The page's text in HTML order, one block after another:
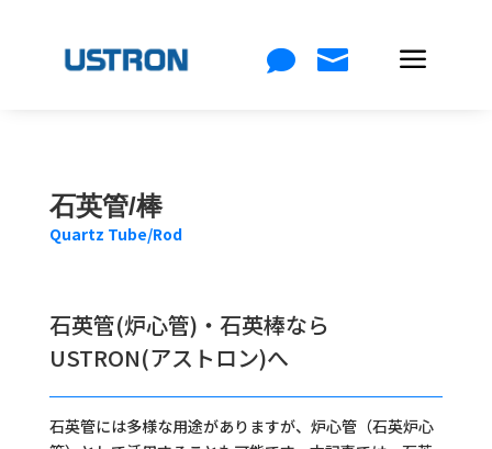
  a
石英管/棒
Quartz Tube/Rod
石英管(炉心管)・石英棒なら
USTRON(アストロン)へ
石英管には多様な用途がありますが、炉心管（石英炉心